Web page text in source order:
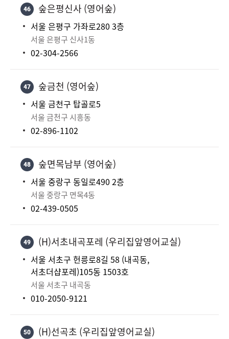
46 숲은평신사 (영어숲)
서울 은평구 가좌로280 3층
서울 은평구 신사1동
02-304-2566
47 숲금천 (영어숲)
서울 금천구 탑골로5
서울 금천구 시흥동
02-896-1102
48 숲면목남부 (영어숲)
서울 중랑구 동일로490 2층
서울 중랑구 면목4동
02-439-0505
49 (H)서초내곡포레 (우리집앞영어교실)
서울 서초구 헌릉로8길 58 (내곡동,
서초더샵포레)105동 1503호
서울 서초구 내곡동
010-2050-9121
50 (H)선곡초 (우리집앞영어교실)